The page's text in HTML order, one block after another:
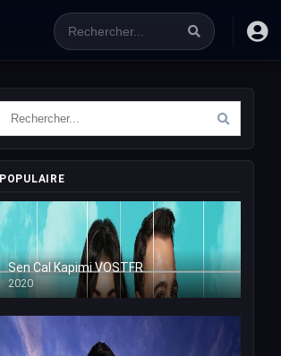
POPULAIRE
Sen Cal Kapimi VOSTFR
2020